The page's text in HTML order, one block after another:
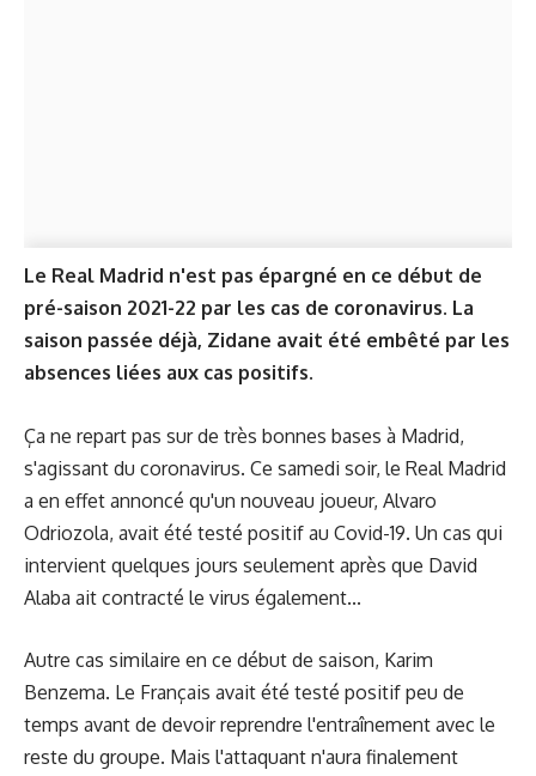
Le Real Madrid n'est pas épargné en ce début de
pré-saison 2021-22 par les cas de coronavirus. La
saison passée déjà, Zidane avait été embêté par les
absences liées aux cas positifs.
Ça ne repart pas sur de très bonnes bases à Madrid,
s'agissant du coronavirus. Ce samedi soir, le Real Madrid
a en effet annoncé qu'un nouveau joueur, Alvaro
Odriozola, avait été testé positif au Covid-19. Un cas qui
intervient quelques jours seulement après que David
Alaba ait contracté le virus également...
Autre cas similaire en ce début de saison, Karim
Benzema. Le Français avait été testé positif peu de
temps avant de devoir reprendre l'entraînement avec le
reste du groupe. Mais l'attaquant n'aura finalement